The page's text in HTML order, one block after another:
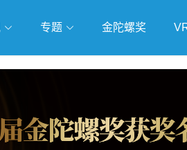
专题
武侠游戏 独立游戏 云游戏
金陀螺奖